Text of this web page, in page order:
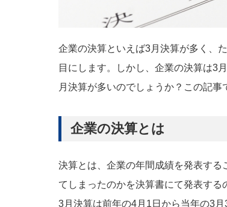
企業の決算といえば3月決算が多く、
目にします。しかし、企業の決算は3
月決算が多いのでしょうか？この記事
企業の決算とは
決算とは、企業の年間成績を発表す
てしまったのかを決算書にて発表する
3月決算は前年の4月1日から当年の3